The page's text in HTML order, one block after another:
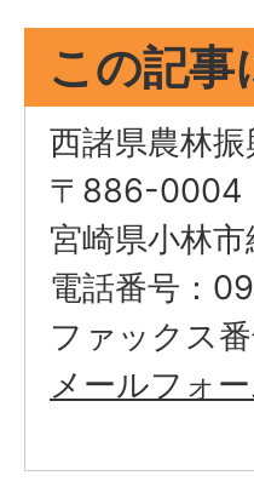
この記事
西諸県農林振
〒886-0004
宮崎県小林
電話番号：
ファックス
メールフォ